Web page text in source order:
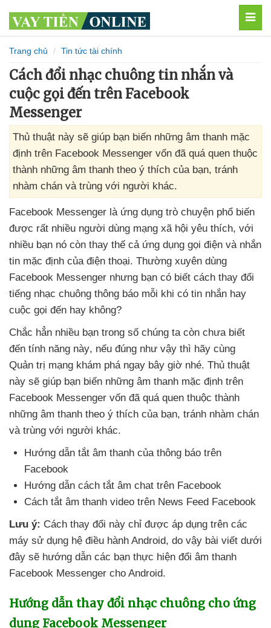
Trang chủ Tin tức tài chính
Cách đổi nhạc chuông tin nhắn và
cuộc gọi đến trên Facebook
Messenger
Thủ thuật này sẽ giúp bạn biến những âm thanh mặc
định trên Facebook Messenger vốn đã quá quen thuộc
thành những âm thanh theo ý thích của bạn, tránh
nhàm chán và trùng với người khác.
Facebook Messenger là ứng dụng trò chuyện phổ biến
được rất nhiều người dùng mạng xã hội yêu thích, với
nhiều bạn nó còn thay thế cả ứng dụng gọi điện và nhắn
tin mặc định của điện thoại. Thường xuyên dùng
Facebook Messenger nhưng bạn có biết cách thay đổi
tiếng nhạc chuông thông báo mỗi khi có tin nhắn hay
cuộc gọi đến hay không?
Chắc hẳn nhiều bạn trong số chúng ta còn chưa biết
đến tính năng này, nếu đúng như vậy thì hãy cùng
Quản trị mạng khám phá ngay bây giờ nhé. Thủ thuật
này sẽ giúp bạn biến những âm thanh mặc định trên
Facebook Messenger vốn đã quá quen thuộc thành
những âm thanh theo ý thích của bạn, tránh nhàm chán
và trùng với người khác.
Hướng dẫn tắt âm thanh của thông báo trên
Facebook
Hướng dẫn cách tắt âm chat trên Facebook
Cách tắt âm thanh video trên News Feed Facebook
Lưu ý: Cách thay đổi này chỉ được áp dụng trên các
máy sử dụng hệ điều hành Android, do vậy bài viết dưới
đây sẽ hướng dẫn các bạn thực hiện đổi âm thanh
Facebook Messenger cho Android.
Hướng dẫn thay đổi nhạc chuông cho ứng
dụng Facebook Messenger